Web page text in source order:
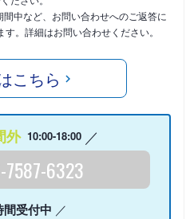
中など、お問い合わせへのご返答に
。詳細はお問い合わせください。
こちら
外 10:00-18:00
7587-6323
間受付中